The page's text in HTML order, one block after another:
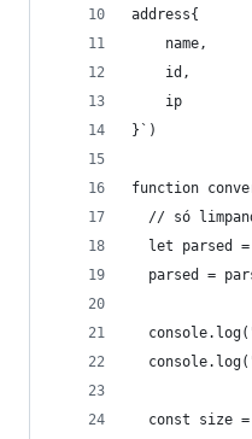
address{
    name,
    id,
    ip
}`)
function
// só
let parsed
parsed =
const size